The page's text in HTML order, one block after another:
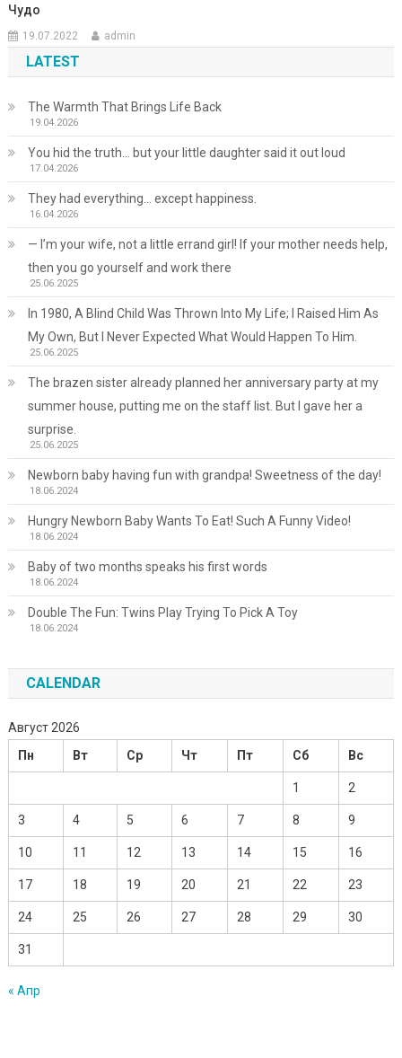
Чудо
19.07.2022 admin
LATEST
The Warmth That Brings Life Back
19.04.2026
You hid the truth… but your little daughter said it out loud
17.04.2026
They had everything… except happiness.
16.04.2026
— I’m your wife, not a little errand girl! If your mother needs help,
then you go yourself and work there
25.06.2025
In 1980, A Blind Child Was Thrown Into My Life; I Raised Him As
My Own, But I Never Expected What Would Happen To Him.
25.06.2025
The brazen sister already planned her anniversary party at my
summer house, putting me on the staff list. But I gave her a
surprise.
25.06.2025
Newborn baby having fun with grandpa! Sweetness of the day!
18.06.2024
Hungry Newborn Baby Wants To Eat! Such A Funny Video!
18.06.2024
Baby of two months speaks his first words
18.06.2024
Double The Fun: Twins Play Trying To Pick A Toy
18.06.2024
CALENDAR
Август 2026
Пн
Вт Ср Чт Пт Сб Вс
1 2
3 4 5 6 7 8 9
10 11 12 13 14 15 16
17 18 19 20 21 22 23
24 25 26 27 28 29 30
31
« Апр